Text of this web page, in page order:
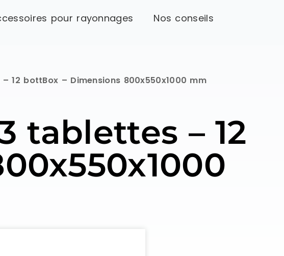
pour rayonnages Nos conseils
12 bottBox – Dimensions 800x550x1000 mm
tablettes – 12